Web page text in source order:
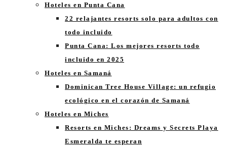
Hoteles en Punta Cana
22 relajantes resorts solo para adultos con
todo incluido
Punta Cana: Los mejores resorts todo
incluido en 2025
Hoteles en Samaná
Dominican Tree House Village: un refugio
ecológico en el corazón de Samaná
Hoteles en Miches
Resorts en Miches​: Dreams y Secrets Playa
Esmeralda te esperan